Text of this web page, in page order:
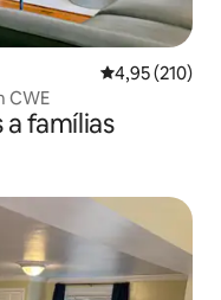
Classificação
4,95 (210)
CWE
a famílias